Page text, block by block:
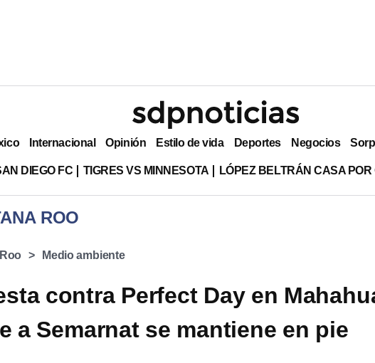
Internacional Opinión Estilo de vida Deportes Negocios
DIEGO FC TIGRES VS MINNESOTA LÓPEZ BELTRÁN CASA
ROO
Medio ambiente
contra Perfect Day en
a Semarnat se mantiene en pie